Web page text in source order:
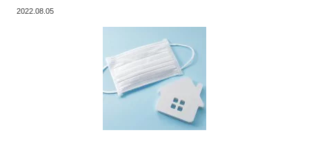
2022.08.05